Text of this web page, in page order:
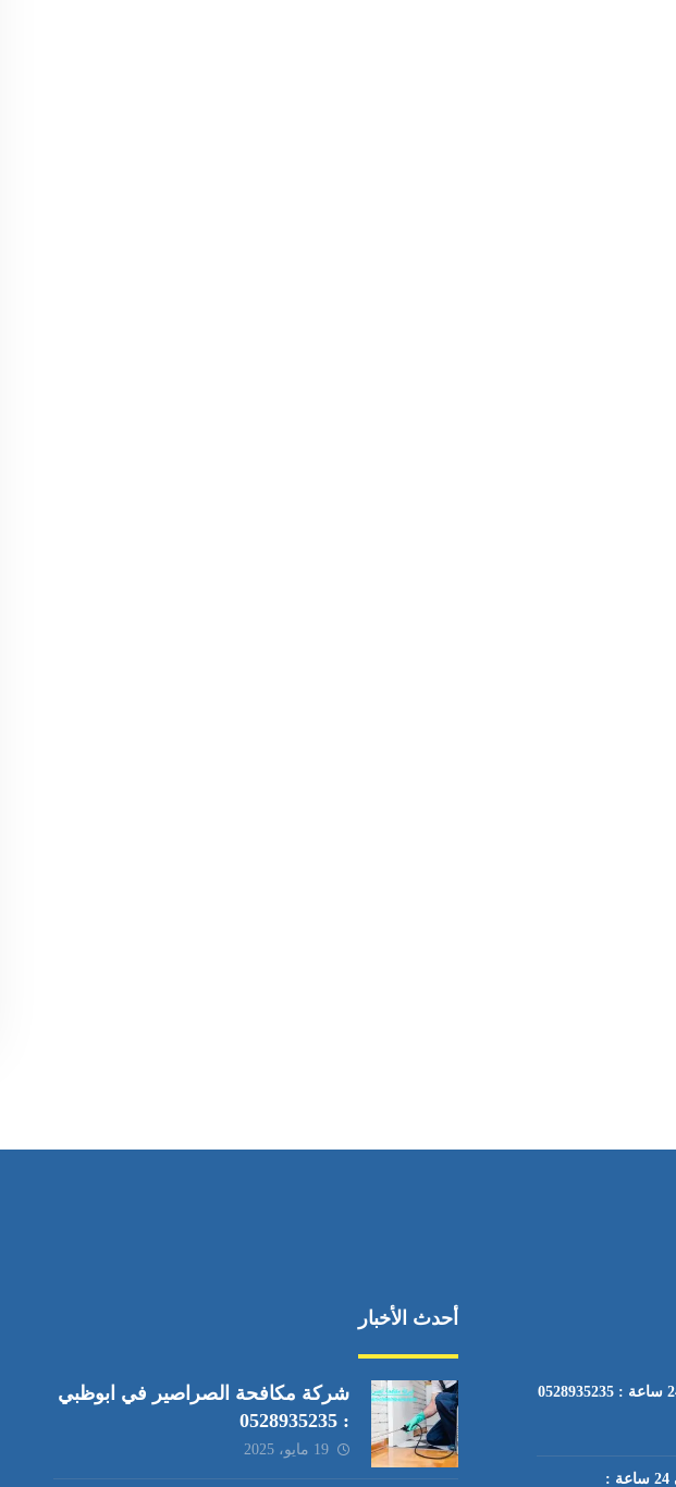
شركة تنظيف في أبوظبي 24 ساعة :
أحدث الأخبار
شركة مكافحة الصراصير في ابوظبي
: 0528935235
19 مايو، 2025